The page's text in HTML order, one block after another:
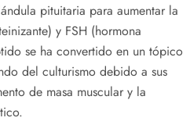
pituitaria para aumentar la
y FSH (hormona
se ha convertido en un tópico
del culturismo debido a sus
de masa muscular y la